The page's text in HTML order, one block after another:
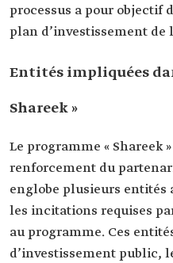
processus a pour objectif
plan d’investissement de
Entités impliquées
Shareek »
Le programme « Shareek
renforcement du
englobe plusieurs entités
les incitations requises
au programme. Ces
d’investissement public,